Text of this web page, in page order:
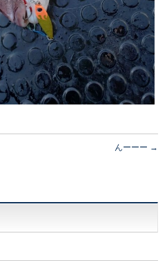
んーーー →